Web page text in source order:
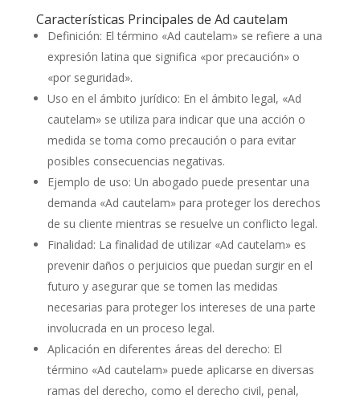
Características Principales de Ad cautelam
Definición: El término «Ad cautelam» se refiere a una
expresión latina que significa «por precaución» o
«por seguridad».
Uso en el ámbito jurídico: En el ámbito legal, «Ad
cautelam» se utiliza para indicar que una acción o
medida se toma como precaución o para evitar
posibles consecuencias negativas.
Ejemplo de uso: Un abogado puede presentar una
demanda «Ad cautelam» para proteger los derechos
de su cliente mientras se resuelve un conflicto legal.
Finalidad: La finalidad de utilizar «Ad cautelam» es
prevenir daños o perjuicios que puedan surgir en el
futuro y asegurar que se tomen las medidas
necesarias para proteger los intereses de una parte
involucrada en un proceso legal.
Aplicación en diferentes áreas del derecho: El
término «Ad cautelam» puede aplicarse en diversas
ramas del derecho, como el derecho civil, penal,